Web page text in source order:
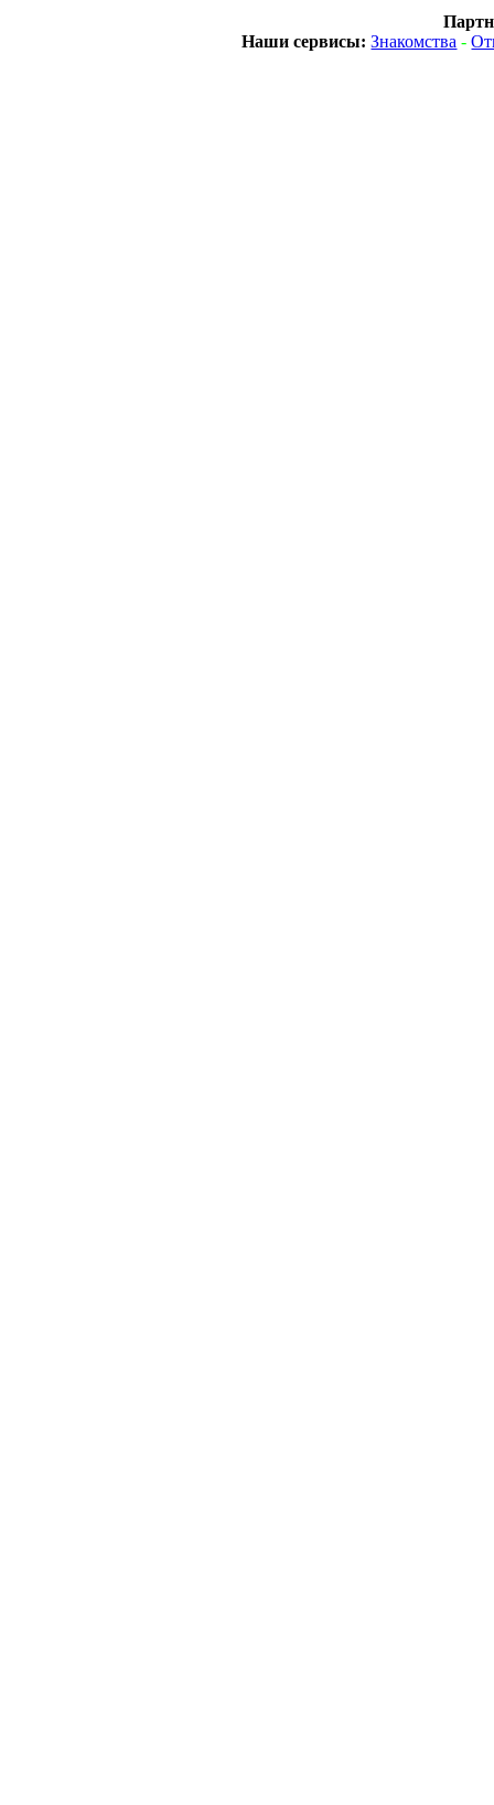
Наши сервисы: Знакомства -